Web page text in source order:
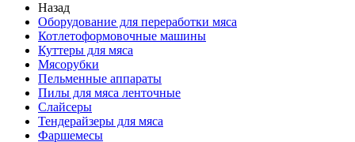
Назад
Оборудование для переработки мяса
Котлетоформовочные машины
Куттеры для мяса
Мясорубки
Пельменные аппараты
Пилы для мяса ленточные
Слайсеры
Тендерайзеры для мяса
Фаршемесы